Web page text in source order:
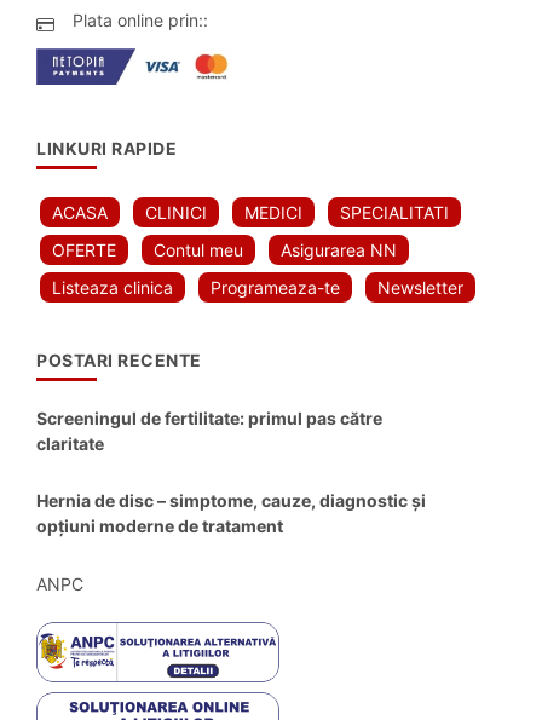
Plata online prin::
LINKURI RAPIDE
ACASA CLINICI MEDICI
SPECIALITATI
OFERTE
Contul meu
Asigurarea NN
Listeaza clinica
Programeaza-te Newsletter
POSTARI RECENTE
Screeningul de fertilitate: primul pas către
claritate
Hernia de disc – simptome, cauze, diagnostic și
opțiuni moderne de tratament
ANPC